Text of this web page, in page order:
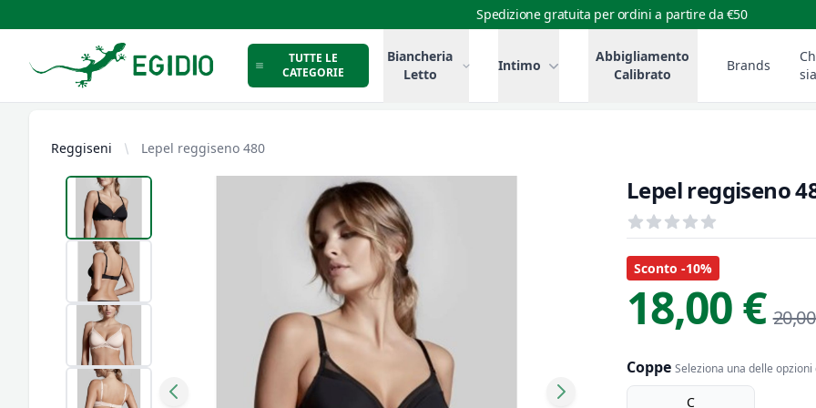
Spedizione gratuita per ordini a partire da €50
Intimo Egidio
TUTTE LE
CATEGORIE
Biancheria
Letto
Intimo
Abbigliamento
Calibrato
Brands
Reggiseni Lepel reggiseno 480
Lepel reggiseno
Recensioni
out of 5 stars
Informazioni Prodotto
Descrizione riassuntiva
Sconto -10%
18,00 €
Coppe Seleziona una delle opzioni
coppe C